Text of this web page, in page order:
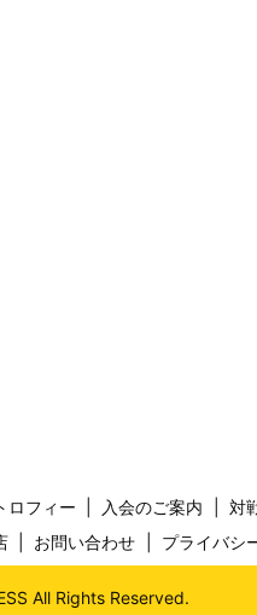
ロフィー 入会のご案内 対
お問い合わせ プライバシ
All Rights Reserved.